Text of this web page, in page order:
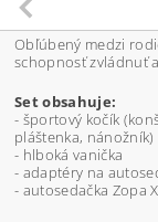
Obľúbený medzi
schopnosť zvládnuť
Set obsahuje:
- športový kočík
pláštenka, nánožník)
- hlboká vanička
- adaptéry na
- autosedačka Zopa